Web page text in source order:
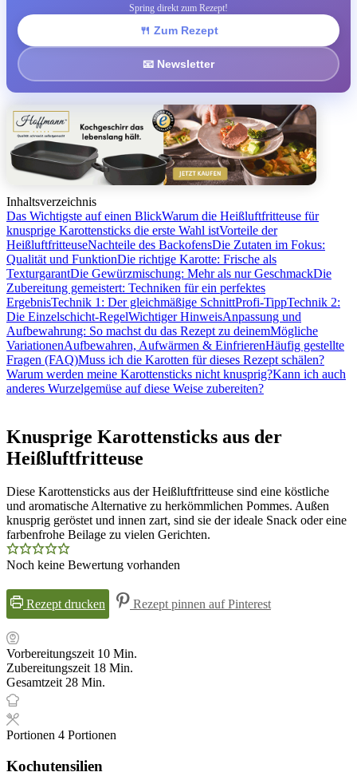
Spring direkt zum Rezept!
🍴 Zum Rezept
📧 Newsletter
Inhaltsverzeichnis
Das Wichtigste auf einen BlickWarum die Heißluftfritteuse für
knusprige Karottensticks die erste Wahl istVorteile der
HeißluftfritteuseNachteile des BackofensDie Zutaten im Fokus:
Qualität und FunktionDie richtige Karotte: Frische als
TexturgarantDie Gewürzmischung: Mehr als nur GeschmackDie
Zubereitung gemeistert: Techniken für ein perfektes
ErgebnisTechnik 1: Der gleichmäßige SchnittProfi-TippTechnik 2:
Die Einzelschicht-RegelWichtiger HinweisAnpassung und
Aufbewahrung: So machst du das Rezept zu deinemMögliche
VariationenAufbewahren, Aufwärmen & EinfrierenHäufig gestellte
Fragen (FAQ)Muss ich die Karotten für dieses Rezept schälen?
Warum werden meine Karottensticks nicht knusprig?Kann ich auch
anderes Wurzelgemüse auf diese Weise zubereiten?
Knusprige Karottensticks aus der
Heißluftfritteuse
Diese Karottensticks aus der Heißluftfritteuse sind eine köstliche
und aromatische Alternative zu herkömmlichen Pommes. Außen
knusprig geröstet und innen zart, sind sie der ideale Snack oder eine
farbenfrohe Beilage zu vielen Gerichten.
Noch keine Bewertung vorhanden
Rezept drucken Rezept pinnen auf Pinterest
Vorbereitungszeit 10Minuten
Min.
Zubereitungszeit 18Minuten
Min.
Gesamtzeit28Minuten
Min.
Portionen 4 Portionen
Kochutensilien